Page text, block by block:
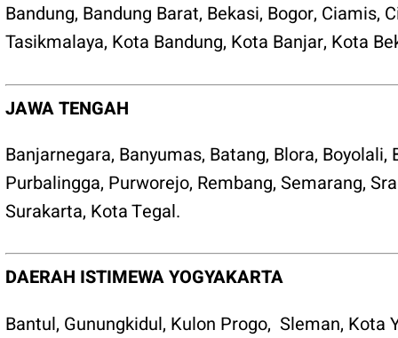
Bandung, Bandung Barat, Bekasi, Bogor, Ciamis,
Tasikmalaya, Kota Bandung, Kota Banjar, Kota
JAWA TENGAH
Banjarnegara, Banyumas, Batang, Blora, Boyolali,
Purbalingga, Purworejo, Rembang, Semarang,
Surakarta, Kota Tegal.
DAERAH ISTIMEWA YOGYAKARTA
Bantul, Gunungkidul, Kulon Progo, Sleman, Kota